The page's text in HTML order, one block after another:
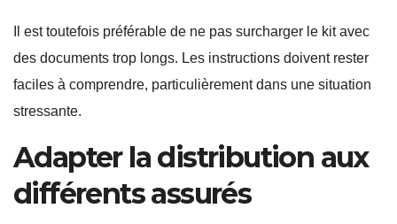
Il est toutefois préférable de ne pas surcharger le kit avec
des documents trop longs. Les instructions doivent rester
faciles à comprendre, particulièrement dans une situation
stressante.
Adapter la distribution aux
différents assurés